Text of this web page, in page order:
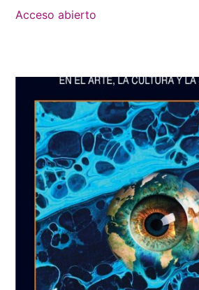
Acceso abierto